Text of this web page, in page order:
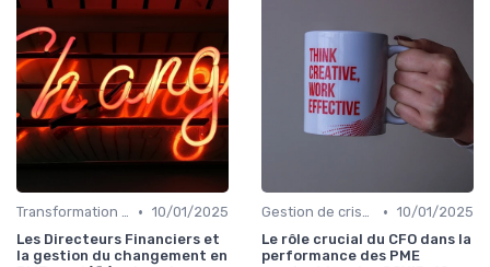
Transformation de la fonction finance • 10/01/2025
Les Directeurs Financiers et
la gestion du changement en
Gestion de crise & résilience financière • 10/01/2025
Le rôle crucial du CFO dans la
performance des PME